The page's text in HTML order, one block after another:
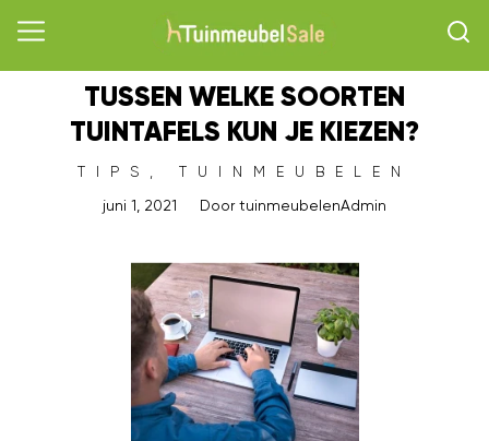
TUSSEN WELKE SOORTEN
TUINTAFELS KUN JE KIEZEN?
TIPS
TUINMEUBELEN
juni 1, 2021
DoortuinmeubelenAdmin